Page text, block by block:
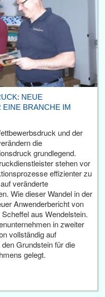
NEUE
BRANCHE IM
und der
die
grundlegend.
stehen vor
effizienter zu
veränderte
Wie dieser Wandel in der
Anwenderbericht von
aus Wendelstein.
in zweiter
vollständig auf
Grundstein für die
gelegt.